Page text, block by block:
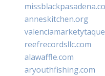
anneskitchen.org
reefrecordsllc.com
alawaffle.com
aryouthfishing.com